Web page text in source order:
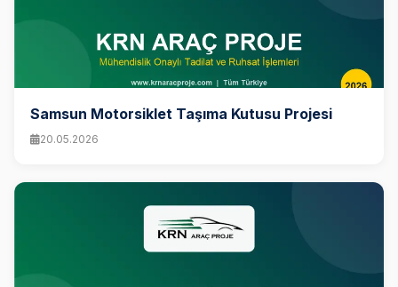
Samsun Motorsiklet Taşıma Kutusu Projesi
20.05.2026